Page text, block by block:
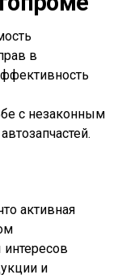
в
с незаконным
активная
и